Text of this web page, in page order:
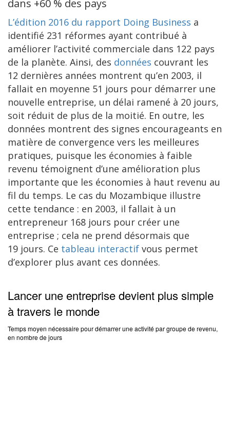
dans +60 % des pays
L’édition 2016 du rapport Doing Business a
identifié 231 réformes ayant contribué à
améliorer l’activité commerciale dans 122 pays
de la planète. Ainsi, des données couvrant les
12 dernières années montrent qu’en 2003, il
fallait en moyenne 51 jours pour démarrer une
nouvelle entreprise, un délai ramené à 20 jours,
soit réduit de plus de la moitié. En outre, les
données montrent des signes encourageants en
matière de convergence vers les meilleures
pratiques, puisque les économies à faible
revenu témoignent d’une amélioration plus
importante que les économies à haut revenu au
fil du temps. Le cas du Mozambique illustre
cette tendance : en 2003, il fallait à un
entrepreneur 168 jours pour créer une
entreprise ; cela ne prend désormais que
19 jours. Ce tableau interactif vous permet
d’explorer plus avant ces données.